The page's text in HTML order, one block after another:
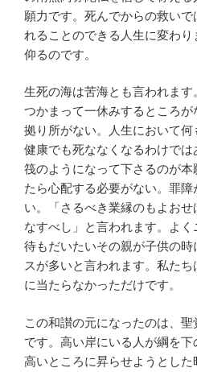
願力です。死んでからの救い
れることのできる人生に変わ
仰るのです。
生死の海は苦海とも言われま
つかまって一休みするところが
拠り所がない。人生において何
健康でも死ななくなるわけで
筏のようになって下さるのが
たら心配する必要がない。罪
い。「さるべき業縁のもよお
なすべし」と言われます。よ
待もだいたいその親が子供の
スが多いと言われます。私た
に当たらなかっただけです。
この和讃の元になったのは、
です。高い岸にいる人が綱を
高いところに昇らせようとし